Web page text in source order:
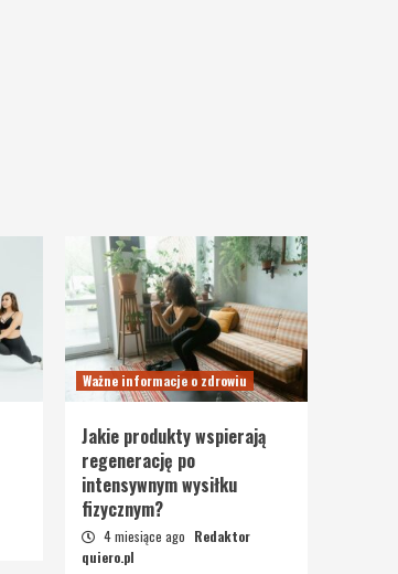
Ważne informacje o zdrowiu
Jakie produkty wspierają
regenerację po
intensywnym wysiłku
fizycznym?
4 miesiące ago Redaktor
quiero.pl